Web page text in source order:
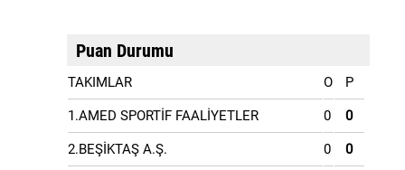
Puan Durumu
TAKIMLAR O P
1.AMED SPORTİF FAALİYETLER 0 0
2.BEŞİKTAŞ A.Ş. 0 0